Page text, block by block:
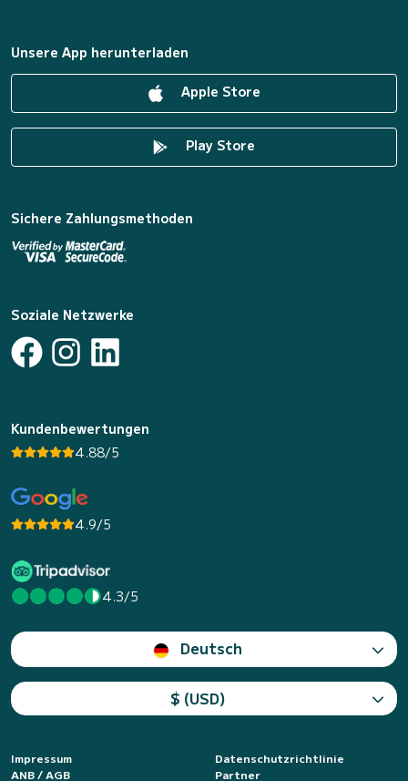
Unsere App herunterladen
Apple Store
Play Store
Sichere Zahlungsmethoden
Soziale Netzwerke
Kundenbewertungen
4.88/5
4.9/5
4.3/5
Deutsch
$ (USD)
Impressum
Datenschutzrichtlinie
ANB / AGB
Partner